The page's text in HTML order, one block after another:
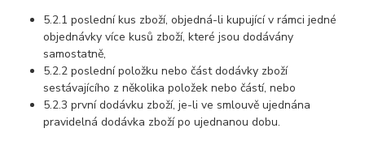
5.2.1 poslední kus zboží, objedná-li kupující v rámci jedné
objednávky více kusů zboží, které jsou dodávány
samostatně,
5.2.2 poslední položku nebo část dodávky zboží
sestávajícího z několika položek nebo částí, nebo
5.2.3 první dodávku zboží, je-li ve smlouvě ujednána
pravidelná dodávka zboží po ujednanou dobu.